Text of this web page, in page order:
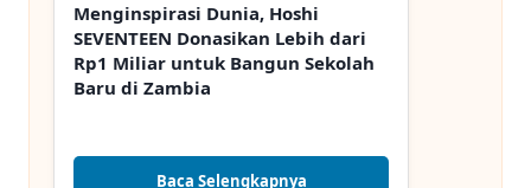
Menginspirasi Dunia, Hoshi
SEVENTEEN Donasikan Lebih dari
Rp1 Miliar untuk Bangun Sekolah
Baru di Zambia
Baca Selengkapnya